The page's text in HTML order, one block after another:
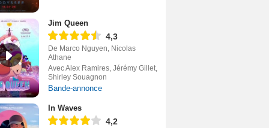
Jim Queen
4,3
De Marco Nguyen, Nicolas
Athane
Avec Alex Ramires, Jérémy Gillet,
Shirley Souagnon
Bande-annonce
In Waves
4,2